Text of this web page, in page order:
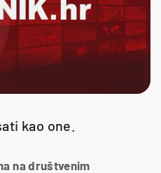
kao one.
na društvenim